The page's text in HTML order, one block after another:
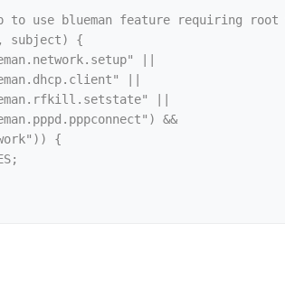
to use blueman feature requiring
subject) {